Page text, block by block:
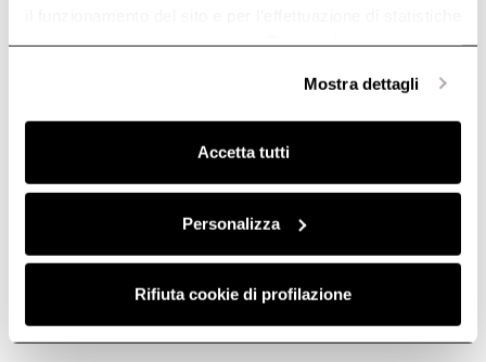
anonime, mentre se clicchi su «Personalizza», potrai
Clicca quiper visualizzare la cookie policy.
Mostra dettagli
Accetta tutti
Personalizza
Rifiuta cookie di profilazione